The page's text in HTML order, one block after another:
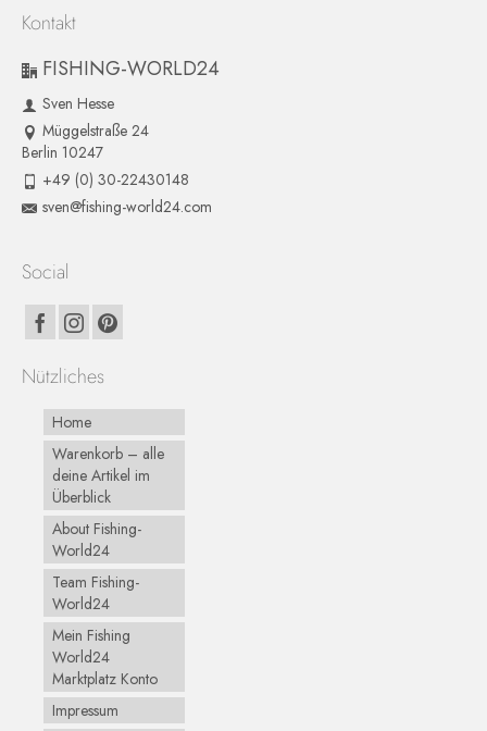
Kontakt
FISHING-WORLD24
Sven Hesse
Müggelstraße 24
Berlin 10247
+49 (0) 30-22430148
sven@fishing-world24.com
Social
Nützliches
Home
Warenkorb – alle
deine Artikel im
Überblick
About Fishing-
World24
Team Fishing-
World24
Mein Fishing
World24
Marktplatz Konto
Impressum